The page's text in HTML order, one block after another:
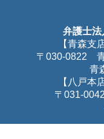
弁護士法
【青森支
〒030-0822
青
【八戸本
〒031-